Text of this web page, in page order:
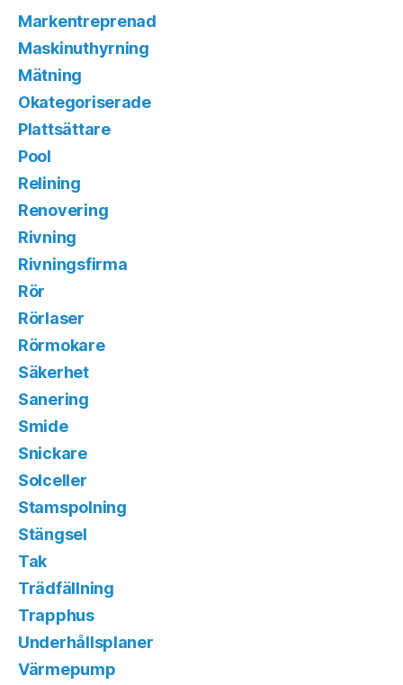
Markentreprenad
Maskinuthyrning
Mätning
Okategoriserade
Plattsättare
Pool
Relining
Renovering
Rivning
Rivningsfirma
Rör
Rörlaser
Rörmokare
Säkerhet
Sanering
Smide
Snickare
Solceller
Stamspolning
Stängsel
Tak
Trädfällning
Trapphus
Underhållsplaner
Värmepump